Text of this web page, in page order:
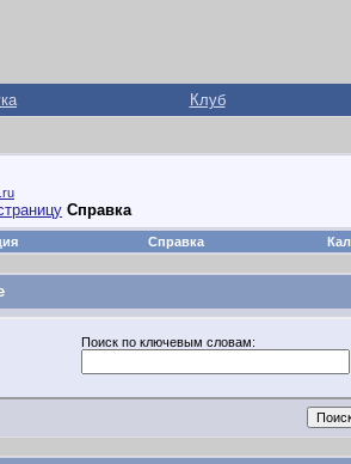
Клуб
Справка
Справка
Поиск по ключевым словам: